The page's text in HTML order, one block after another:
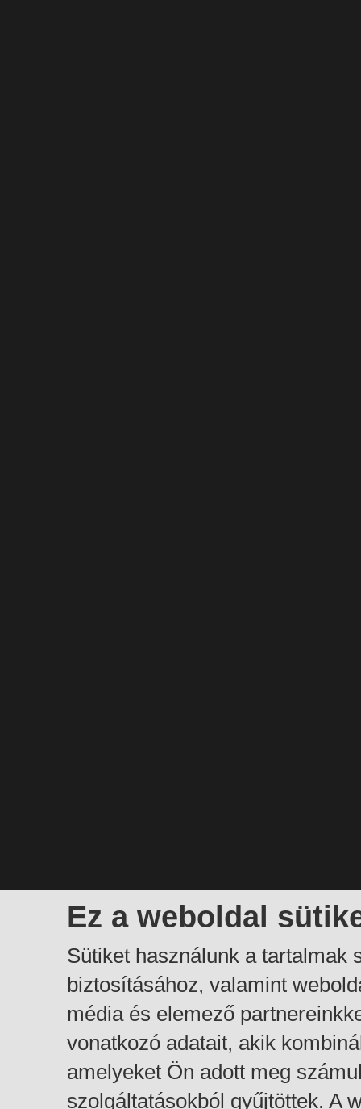
Ez a weboldal
Sütiket használunk a tartalmak
biztosításához, valamint
média és elemező
vonatkozó adatait, akik
amelyeket Ön adott meg
szolgáltatásokból gyűjtöttek. A